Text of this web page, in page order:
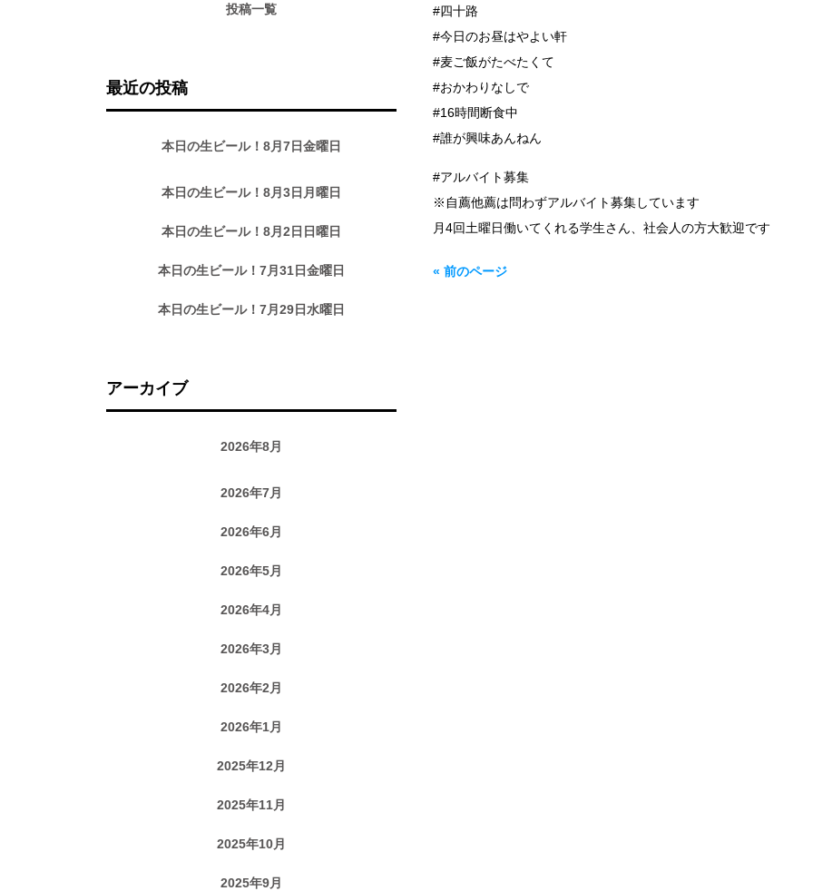
#四十路
#今日のお昼はやよい軒
#麦ご飯がたべたくて
#おかわりなしで
#16時間断食中
#誰が興味あんねん
#アルバイト募集
※自薦他薦は問わずアルバイト募集しています
月4回土曜日働いてくれる学生さん、社会人の方大歓迎です
« 前のページ
投稿一覧
最近の投稿
本日の生ビール！8月7日金曜日
本日の生ビール！8月3日月曜日
本日の生ビール！8月2日日曜日
本日の生ビール！7月31日金曜日
本日の生ビール！7月29日水曜日
アーカイブ
2026年8月
2026年7月
2026年6月
2026年5月
2026年4月
2026年3月
2026年2月
2026年1月
2025年12月
2025年11月
2025年10月
2025年9月